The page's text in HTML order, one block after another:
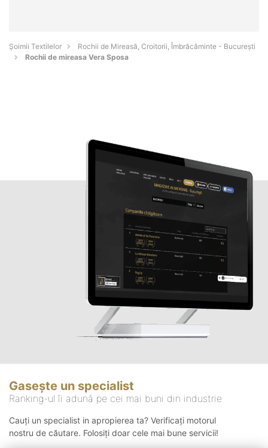
Șoimii Textilelor
Rochii de Mireasă, Croitorii, Îmbrăcăminte - Bucureşti
Rochii de mireasa Vera Sposa
Gasește un specialist
Ranking-ul îi adună pe cei mai buni din industrie
Cauți un specialist in apropierea ta? Verificați motorul
nostru de căutare. Folosiți doar cele mai bune servicii!